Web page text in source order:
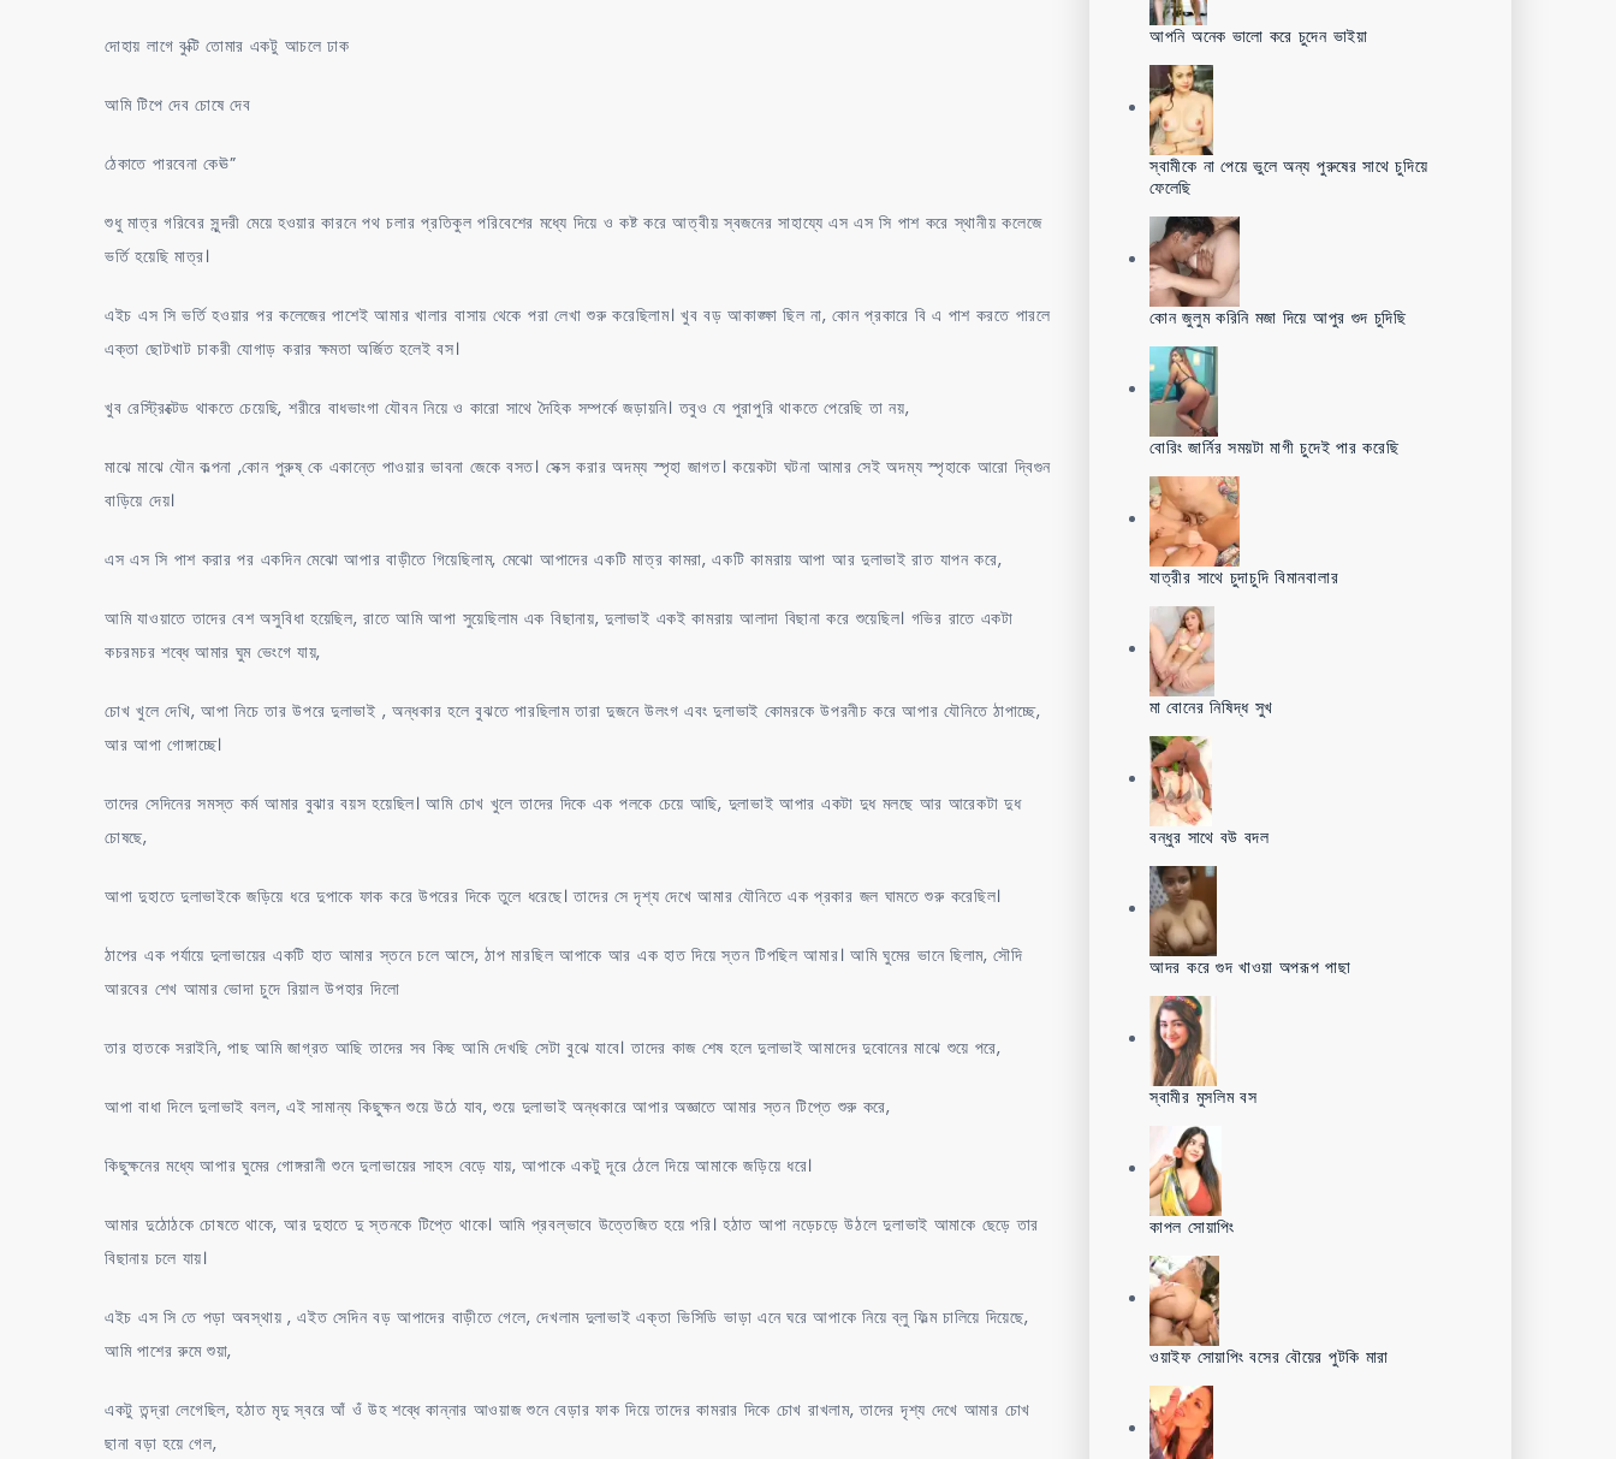
দোহায় লাগে বুক্টি তোমার একটু আচলে ঢাক
আমি টিপে দেব চোষে দেব
ঠেকাতে পারবেনা কেঊ”
শুধু মাত্র গরিবের সুন্দরী মেয়ে হওয়ার কারনে পথ চলার প্রতিকুল পরিবেশের মধ্যে দিয়ে ও কষ্ট করে আত্বীয় স্বজনের সাহায্যে এস এস সি পাশ করে স্থানীয় কলেজে
ভর্তি হয়েছি মাত্র।
এইচ এস সি ভর্তি হওয়ার পর কলেজের পাশেই আমার খালার বাসায় থেকে পরা লেখা শুরু করেছিলাম। খুব বড় আকাঙ্ক্ষা ছিল না, কোন প্রকারে বি এ পাশ করতে পারলে
এক্তা ছোটখাট চাকরী যোগাড় করার ক্ষমতা অর্জিত হলেই বস।
খুব রেস্ট্রিক্টেড থাকতে চেয়েছি, শরীরে বাধভাংগা যৌবন নিয়ে ও কারো সাথে দৈহিক সম্পর্কে জড়ায়নি। তবুও যে পুরাপুরি থাকতে পেরেছি তা নয়,
মাঝে মাঝে যৌন কল্পনা ,কোন পুরুষ্ কে একান্তে পাওয়ার ভাবনা জেকে বসত। সেক্স করার অদম্য স্পৃহা জাগত। কয়েকটা ঘটনা আমার সেই অদম্য স্পৃহাকে আরো দ্বিগুন
বাড়িয়ে দেয়।
এস এস সি পাশ করার পর একদিন মেঝো আপার বাড়ীতে গিয়েছিলাম, মেঝো আপাদের একটি মাত্র কামরা, একটি কামরায় আপা আর দুলাভাই রাত যাপন করে,
আমি যাওয়াতে তাদের বেশ অসুবিধা হয়েছিল, রাতে আমি আপা সুয়েছিলাম এক বিছানায়, দুলাভাই একই কামরায় আলাদা বিছানা করে শুয়েছিল। গভির রাতে একটা
কচরমচর শব্ধে আমার ঘুম ভেংগে যায়,
চোখ খুলে দেখি, আপা নিচে তার উপরে দুলাভাই , অন্ধকার হলে বুঝতে পারছিলাম তারা দুজনে উলংগ এবং দুলাভাই কোমরকে উপরনীচ করে আপার যৌনিতে ঠাপাচ্ছে,
আর আপা গোঙ্গাচ্ছে।
তাদের সেদিনের সমস্ত কর্ম আমার বুঝার বয়স হয়েছিল। আমি চোখ খুলে তাদের দিকে এক পলকে চেয়ে আছি, দুলাভাই আপার একটা দুধ মলছে আর আরেকটা দুধ
চোষছে,
আপা দুহাতে দুলাভাইকে জড়িয়ে ধরে দুপাকে ফাক করে উপরের দিকে তুলে ধরেছে। তাদের সে দৃশ্য দেখে আমার যৌনিতে এক প্রকার জল ঘামতে শুরু করেছিল।
ঠাপের এক পর্যায়ে দুলাভায়ের একটি হাত আমার স্তনে চলে আসে, ঠাপ মারছিল আপাকে আর এক হাত দিয়ে স্তন টিপছিল আমার। আমি ঘুমের ভানে ছিলাম, সৌদি
আরবের শেখ আমার ভোদা চুদে রিয়াল উপহার দিলো
তার হাতকে সরাইনি, পাছ আমি জাগ্রত আছি তাদের সব কিছ আমি দেখছি সেটা বুঝে যাবে। তাদের কাজ শেষ হলে দুলাভাই আমাদের দুবোনের মাঝে শুয়ে পরে,
আপা বাধা দিলে দুলাভাই বলল, এই সামান্য কিছুক্ষন শুয়ে উঠে যাব, শুয়ে দুলাভাই অন্ধকারে আপার অজ্ঞাতে আমার স্তন টিপ্তে শুরু করে,
কিছুক্ষনের মধ্যে আপার ঘুমের গোঙ্গরানী শুনে দুলাভায়ের সাহস বেড়ে যায়, আপাকে একটু দূরে ঠেলে দিয়ে আমাকে জড়িয়ে ধরে।
আমার দুঠোঠকে চোষতে থাকে, আর দুহাতে দু স্তনকে টিপ্তে থাকে। আমি প্রবল্ভাবে উত্তেজিত হয়ে পরি। হঠাত আপা নড়েচড়ে উঠলে দুলাভাই আমাকে ছেড়ে তার
বিছানায় চলে যায়।
এইচ এস সি তে পড়া অবস্থায় , এইত সেদিন বড় আপাদের বাড়ীতে গেলে, দেখলাম দুলাভাই এক্তা ভিসিডি ভাড়া এনে ঘরে আপাকে নিয়ে ব্লু ফিল্ম চালিয়ে দিয়েছে,
আমি পাশের রুমে শুয়া,
একটু তন্দ্রা লেগেছিল, হঠাত মৃদু স্বরে আঁ ওঁ উহ শব্ধে কান্নার আওয়াজ শুনে বেড়ার ফাক দিয়ে তাদের কামরার দিকে চোখ রাখলাম, তাদের দৃশ্য দেখে আমার চোখ
ছানা বড়া হয়ে গেল,
আপনি অনেক ভালো করে চুদেন ভাইয়া
স্বামীকে না পেয়ে ভুলে অন্য পুরুষের সাথে চুদিয়ে
ফেলেছি
কোন জুলুম করিনি মজা দিয়ে আপুর গুদ চুদিছি
বোরিং জার্নির সময়টা মাগী চুদেই পার করেছি
যাত্রীর সাথে চুদাচুদি বিমানবালার
মা বোনের নিষিদ্ধ সুখ
বন্ধুর সাথে বউ বদল
আদর করে গুদ খাওয়া অপরূপ পাছা
স্বামীর মুসলিম বস
কাপল সোয়াপিং
ওয়াইফ সোয়াপিং বসের বৌয়ের পুটকি মারা